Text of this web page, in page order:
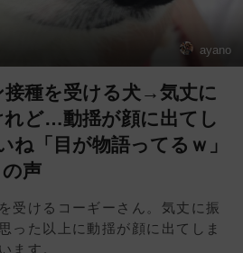
ayano
種を受ける犬→気丈に
ど…動揺が顔に出てし
ね「目が物語ってるｗ」
の声
受けるコーギーさん。気丈に振
った以上に動揺が顔に出てしま
ます。